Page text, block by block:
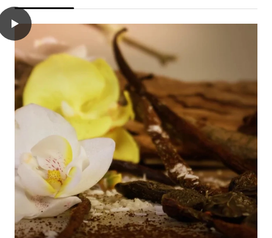
play
LOTSFÅGEL Tuoksukynttilä lasissa, vanilja haalea beige, 40